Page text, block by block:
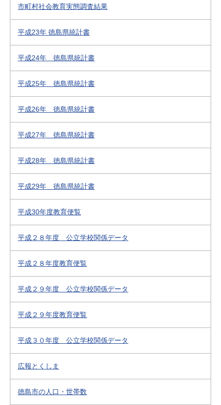
市町村社会教育実態調査結果
平成23年 徳島県統計書
平成24年 徳島県統計書
平成25年 徳島県統計書
平成26年 徳島県統計書
平成27年 徳島県統計書
平成28年 徳島県統計書
平成29年 徳島県統計書
平成30年度教育便覧
平成２８年度 公立学校関係データ
平成２８年度教育便覧
平成２９年度 公立学校関係データ
平成２９年度教育便覧
平成３０年度 公立学校関係データ
広報とくしま
徳島市の人口・世帯数